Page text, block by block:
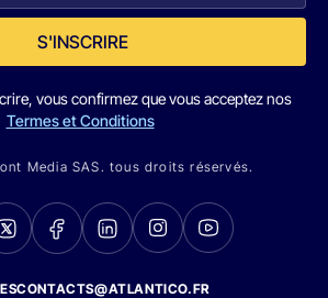
S'INSCRIRE
vous confirmez que vous acceptez nos
Termes et Conditions
Media SAS. tous droits réservés.